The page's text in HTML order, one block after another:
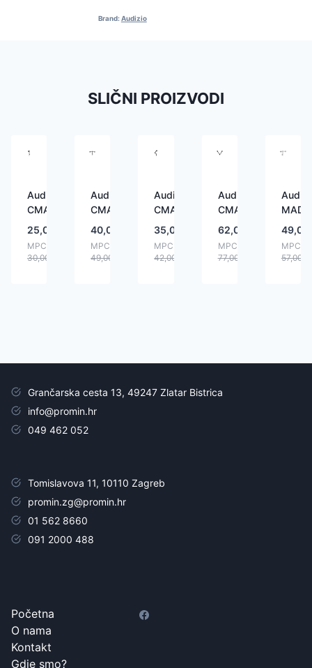
Brand:Audizio
SLIČNI PROIZVODI
Audizio
CMA10S
25,00
MPC:
30,00
Audizio
CMA20
40,00
MPC:
49,00
Audizio
CMA10G
35,00
MPC:
42,00
Audizio
CMA20G
62,00
MPC:
77,00
49,00
MPC:
57,00
Grančarska cesta 13, 49247 Zlatar Bistrica
info@promin.hr
049 462 052
Tomislavova 11, 10110 Zagreb
promin.zg@promin.hr
01 562 8660
091 2000 488
Početna
O nama
Kontakt
Gdje smo?